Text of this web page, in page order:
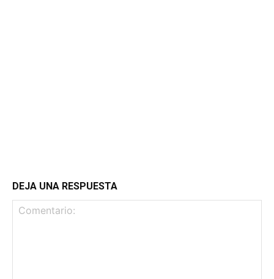
DEJA UNA RESPUESTA